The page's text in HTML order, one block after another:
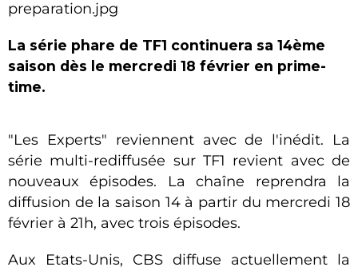
La série phare de TF1 continuera sa 14ème
saison dès le mercredi 18 février en prime-
time.
"Les Experts" reviennent avec de l'inédit. La
série multi-rediffusée sur TF1 revient avec de
nouveaux épisodes. La chaîne reprendra la
diffusion de la saison 14 à partir du mercredi 18
février à 21h, avec trois épisodes.
Aux Etats-Unis, CBS diffuse actuellement la